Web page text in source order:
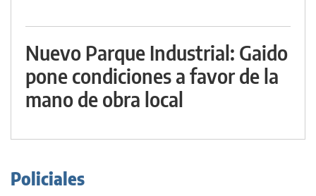
Nuevo Parque Industrial: Gaido
pone condiciones a favor de la
mano de obra local
Policiales